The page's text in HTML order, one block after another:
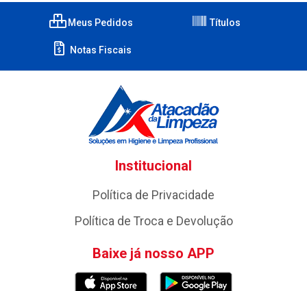
Meus Pedidos Títulos
Notas Fiscais
Institucional
Política de Privacidade
Política de Troca e Devolução
Baixe já nosso APP